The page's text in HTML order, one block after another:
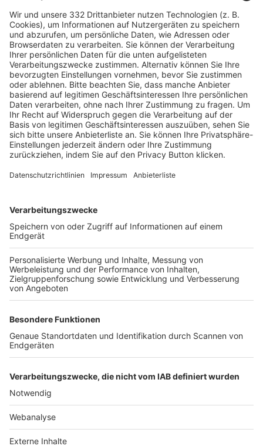
HÄUFIG BESUCHTE SEITEN
Pässe und Vereinswechsel
Trainerausbildung
Schulungsangebot Vereinsmitarbeiter
BFV-Geschäftsstellen
Trainerbörse
Login SpielPlus
FOLGE DEM BFV
TOP-VEREINE
TOP-PARTNER
Nutzungsbedingungen Datenschutz Impressum